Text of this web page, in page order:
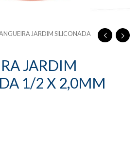
JARDIM SILICONADA
JARDIM
1/2 X 2,0MM